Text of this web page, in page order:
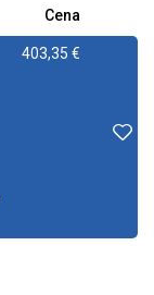
Cena
403,35 €